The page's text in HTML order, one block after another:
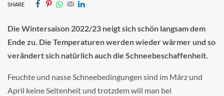
SHARE
Die Wintersaison 2022/23 neigt sich schön langsam dem
Ende zu. Die Temperaturen werden wieder wärmer und so
verändert sich natürlich auch die Schneebeschaffenheit.
Feuchte und nasse Schneebedingungen sind im März und
April keine Seltenheit und trotzdem will man bei